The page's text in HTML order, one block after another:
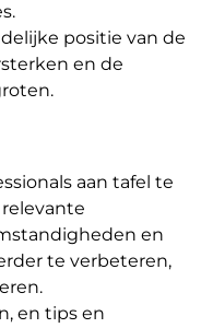
positie van de
en de
aan tafel te
en
te verbeteren,
en tips en